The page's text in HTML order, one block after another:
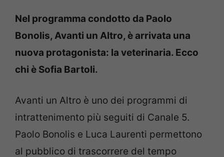
Nel programma condotto da Paolo
Bonolis, Avanti un Altro, è arrivata una
nuova protagonista: la veterinaria. Ecco
chi è Sofia Bartoli.
Avanti un Altro è uno dei programmi di
intrattenimento più seguiti di Canale 5.
Paolo Bonolis e Luca Laurenti permettono
al pubblico di trascorrere del tempo